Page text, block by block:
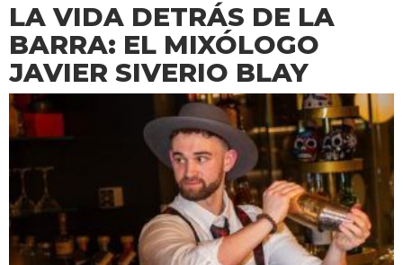
LA VIDA DETRÁS DE LA
BARRA: EL MIXÓLOGO
JAVIER SIVERIO BLAY